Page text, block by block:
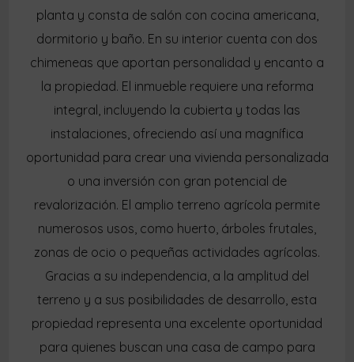
planta y consta de salón con cocina americana,
dormitorio y baño. En su interior cuenta con dos
chimeneas que aportan personalidad y encanto a
la propiedad. El inmueble requiere una reforma
integral, incluyendo la cubierta y todas las
instalaciones, ofreciendo así una magnífica
oportunidad para crear una vivienda personalizada
o una inversión con gran potencial de
revalorización. El amplio terreno agrícola permite
numerosos usos, como huerto, árboles frutales,
zonas de ocio o pequeñas actividades agrícolas.
Gracias a su independencia, a la amplitud del
terreno y a sus posibilidades de desarrollo, esta
propiedad representa una excelente oportunidad
para quienes buscan una casa de campo para